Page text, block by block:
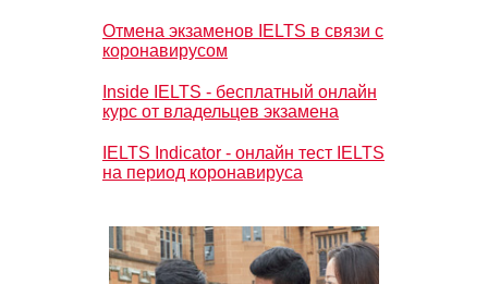
Отмена экзаменов IELTS в связи с
коронавирусом
Inside IELTS - бесплатный онлайн
курс от владельцев экзамена
IELTS Indicator - онлайн тест IELTS
на период коронавируса